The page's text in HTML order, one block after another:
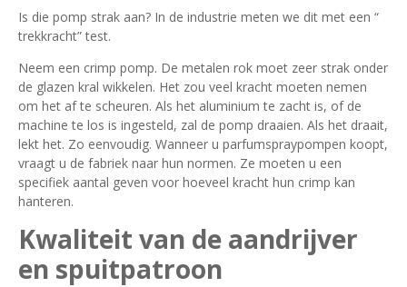
Is die pomp strak aan? In de industrie meten we dit met een “
trekkracht” test.
Neem een crimp pomp. De metalen rok moet zeer strak onder
de glazen kral wikkelen. Het zou veel kracht moeten nemen
om het af te scheuren. Als het aluminium te zacht is, of de
machine te los is ingesteld, zal de pomp draaien. Als het draait,
lekt het. Zo eenvoudig. Wanneer u parfumspraypompen koopt,
vraagt u de fabriek naar hun normen. Ze moeten u een
specifiek aantal geven voor hoeveel kracht hun crimp kan
hanteren.
Kwaliteit van de aandrijver
en spuitpatroon